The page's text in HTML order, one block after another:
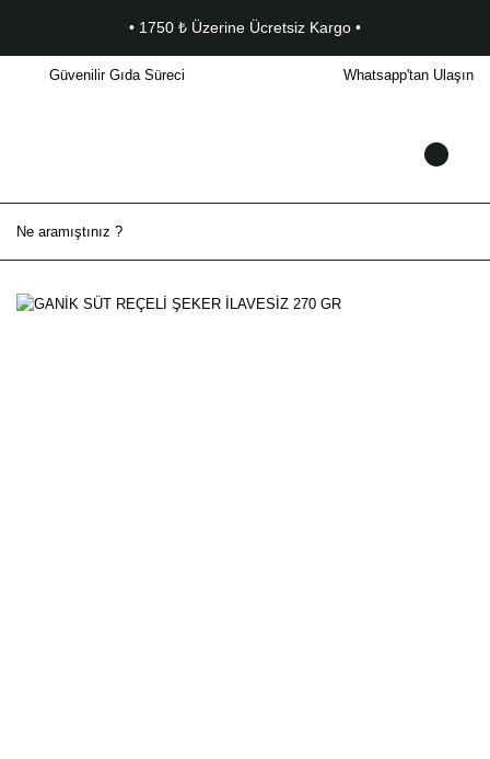
• 1750 ₺ Üzerine Ücretsiz Kargo •
Güvenilir Gıda Süreci Whatsapp'tan Ulaşın